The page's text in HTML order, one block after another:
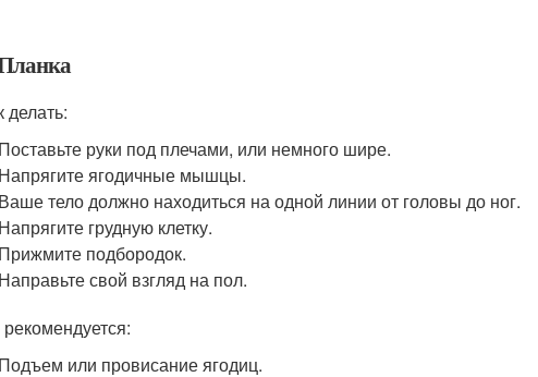
делать:
Поставьте руки под плечами, или немного шире.
Напрягите ягодичные мышцы.
Ваше тело должно находиться на одной линии от головы до ног.
Напрягите грудную клетку.
Прижмите подбородок.
Направьте свой взгляд на пол.
Подъем или провисание ягодиц.